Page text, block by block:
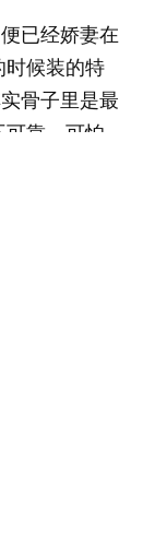
已经娇妻在
候装的特
骨子里是最
靠，可怕